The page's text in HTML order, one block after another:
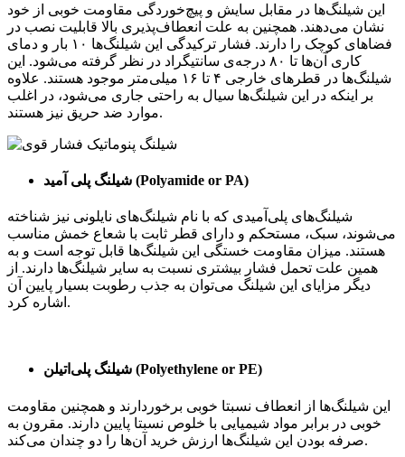
این شیلنگ‌ها در مقابل سایش و پیچ‌خوردگی مقاومت خوبی از خود
نشان می‌دهند. همچنین به علت انعطاف‌پذیری بالا قابلیت نصب در
فضاهای کوچک را دارند. فشار ترکیدگی این شیلنگ‌ها ۱۰ بار و دمای
کاری آن‌ها تا ۸۰ درجه‌ی سانتیگراد در نظر گرفته می‌شود. این
شیلنگ‌ها در قطرهای خارجی ۴ تا ۱۶ میلی‌متر موجود هستند. علاوه
بر اینکه در این شیلنگ‌ها سیال به راحتی جاری می‌شود، در اغلب
موارد ضد حریق نیز هستند.
شیلنگ پلی آمید (Polyamide or PA)
شیلنگ‌های پلی‌آمیدی که با نام شیلنگ‌های نایلونی نیز شناخته
می‌شوند، سبک، مستحکم و دارای قطر ثابت با شعاع خمش مناسب
هستند. میزان مقاومت خستگی این شیلنگ‌ها قابل توجه است و به
همین علت تحمل فشار بیشتری نسبت به سایر شیلنگ‌ها دارند. از
دیگر مزایای این شیلنگ می‌توان به جذب رطوبت بسیار پایین آن
اشاره کرد.
شیلنگ پلی‌اتیلن (Polyethylene or PE)
این شیلنگ‌ها از انعطاف نسبتا خوبی برخوردارند و همچنین مقاومت
خوبی در برابر مواد شیمیایی با خلوص نسبتا پایین دارند. مقرون به
صرفه بودن این شیلنگ‌ها ارزش خرید آن‌ها را دو چندان می‌کند.